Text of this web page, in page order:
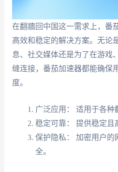
在翻牆回中国这一需求上，番
高效和稳定的解决方案。无论
息、社交媒体还是为了在游戏
缝连接，番茄加速器都能确保
度。
广泛应用： 适用于各种
稳定可靠： 提供稳定且
保护隐私： 加密用户的
全。